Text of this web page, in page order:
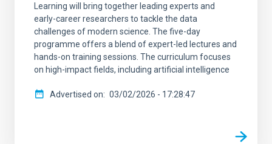
Learning will bring together leading experts and
early-career researchers to tackle the data
challenges of modern science. The five-day
programme offers a blend of expert-led lectures and
hands-on training sessions. The curriculum focuses
on high-impact fields, including artificial intelligence
Advertised on 03/02/2026 - 17:28:47